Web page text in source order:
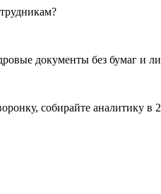
документы без бумаг и
собирайте аналитику в